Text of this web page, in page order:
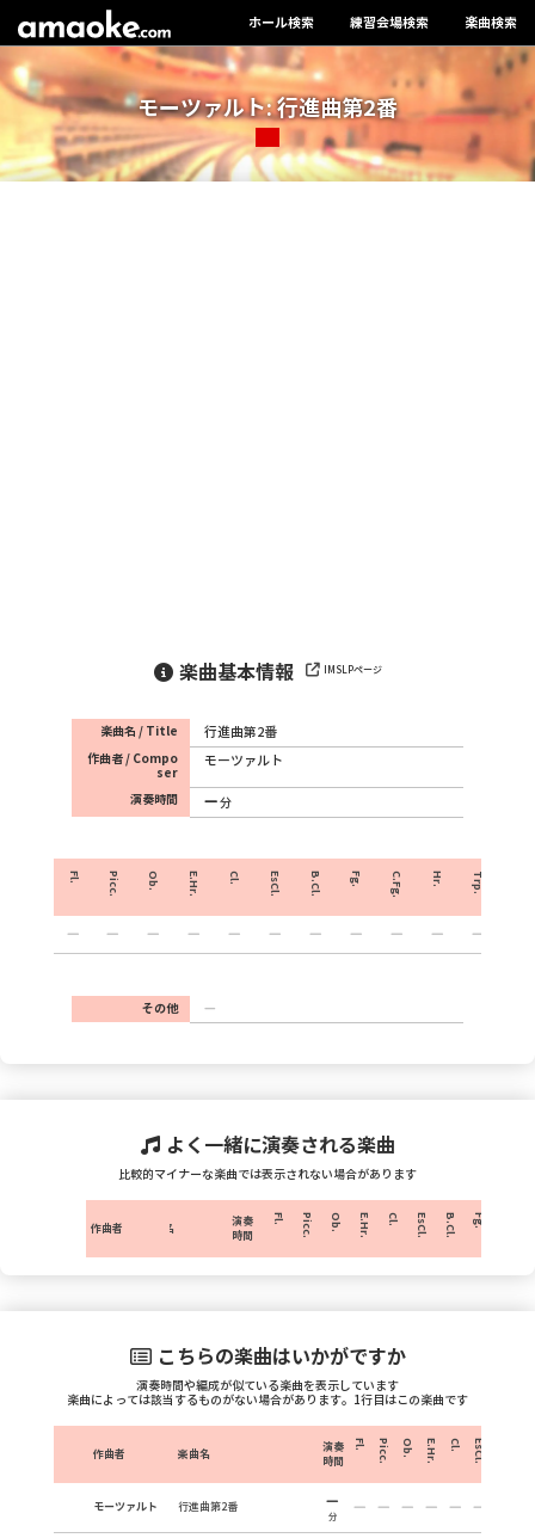
ホール検索 練習会場検索 楽曲検索
モーツァルト: 行進曲第2番
楽曲基本情報 IMSLPページ
楽曲名 / Title 行進曲第2番
作曲者 / Compo
ser
モーツァルト
演奏時間 分
Fl. Picc. Ob. E.Hr. Cl. EsCl. B.Cl. Fg. C.Fg. Hr. Trp.
その他
よく一緒に演奏される楽曲
比較的マイナーな楽曲では表示されない場合があります
作曲者 楽曲名
演奏
時間
Fl. Picc. Ob. E.Hr. Cl. EsCl. B.Cl. Fg.
こちらの楽曲はいかがですか
演奏時間や編成が似ている楽曲を表示しています
楽曲によっては該当するものがない場合があります。1行目はこの楽曲です
作曲者 楽曲名
演奏
時間
Fl. Picc. Ob. E.Hr. Cl. EsCl.
モーツァルト 行進曲第2番
分